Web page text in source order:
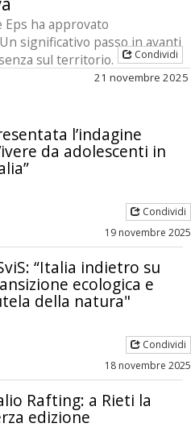
ha approvato
significativo passo in avanti
sul territorio.
Condividi
21 novembre 2025
l’indagine
da adolescenti in
Condividi
19 novembre 2025
“Italia indietro su
ecologica e
della natura"
Condividi
18 novembre 2025
Rafting: a Rieti la
edizione